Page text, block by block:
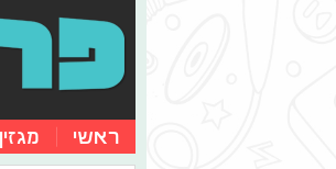
ראשי מגזין